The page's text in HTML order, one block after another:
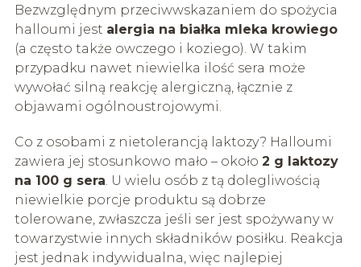
Bezwzględnym przeciwwskazaniem do spożycia
halloumi jest alergia na białka mleka krowiego
(a często także owczego i koziego). W takim
przypadku nawet niewielka ilość sera może
wywołać silną reakcję alergiczną, łącznie z
objawami ogólnoustrojowymi.
Co z osobami z nietolerancją laktozy? Halloumi
zawiera jej stosunkowo mało – około 2 g laktozy
na 100 g sera. U wielu osób z tą dolegliwością
niewielkie porcje produktu są dobrze
tolerowane, zwłaszcza jeśli ser jest spożywany w
towarzystwie innych składników posiłku. Reakcja
jest jednak indywidualna, więc najlepiej